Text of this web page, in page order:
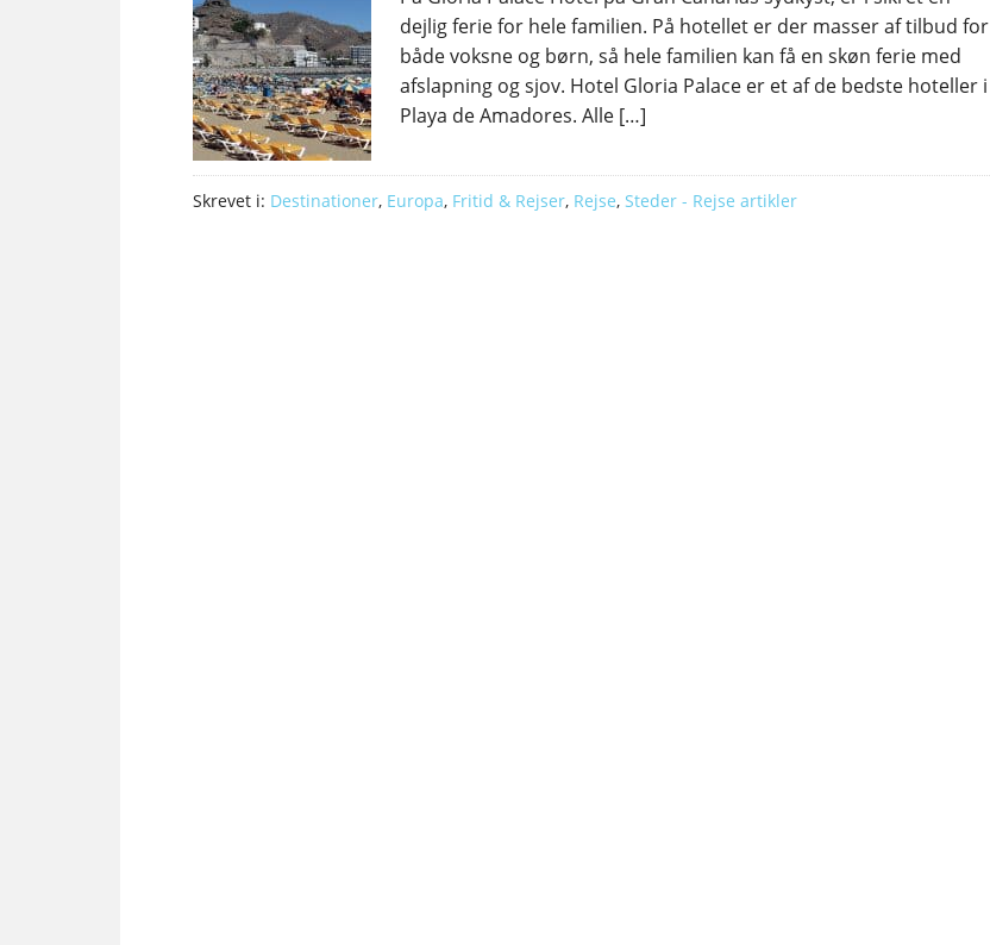
dejlig ferie for hele familien. På hotellet er der masser af tilbud for
både voksne og børn, så hele familien kan få en skøn ferie med
afslapning og sjov. Hotel Gloria Palace er et af de bedste hoteller i
Playa de Amadores. Alle […]
Skrevet i: Destinationer, Europa, Fritid & Rejser, Rejse, Steder - Rejse artikler